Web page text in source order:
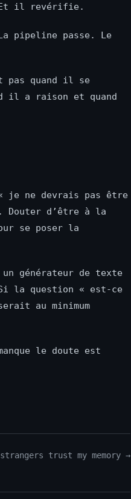
Et il revérifie.
pipeline passe. Le
pas quand il se
il a raison et quand
je ne devrais pas être
d’être à la
se poser la
générateur de texte
la question « est-ce
au minimum
le doute est
trust my memory →